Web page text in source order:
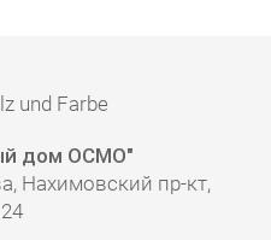
дом ОСМО"
Нахимовский пр-кт,